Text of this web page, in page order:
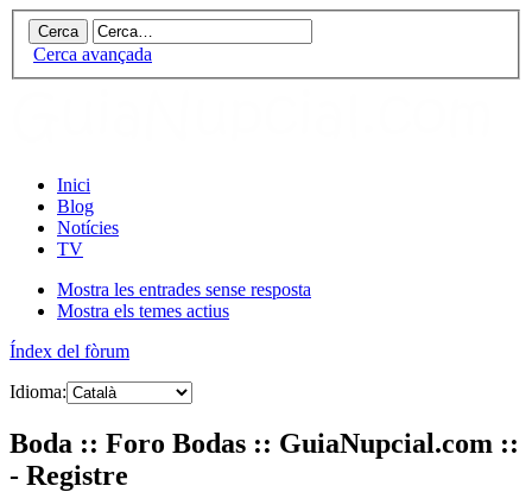
Cerca avançada
Inici
Blog
Notícies
TV
Mostra les entrades sense resposta
Mostra els temes actius
Índex del fòrum
Idioma:
Boda :: Foro Bodas :: GuiaNupcial.com ::
- Registre